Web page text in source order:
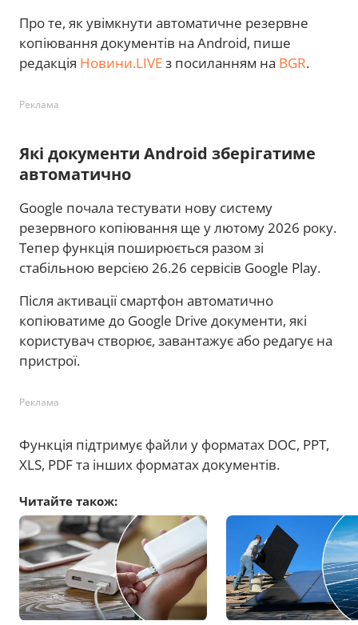
Про те, як увімкнути автоматичне резервне
копіювання документів на Android, пише
редакція Новини.LIVEз посиланням на BGR.
Реклама
Які документи Android зберігатиме
автоматично
Google почала тестувати нову систему
резервного копіювання ще у лютому 2026 року.
Тепер функція поширюється разом зі
стабільною версією 26.26 сервісів Google Play.
Після активації смартфон автоматично
копіюватиме до Google Drive документи, які
користувач створює, завантажує або редагує на
пристрої.
Реклама
Функція підтримує файли у форматах DOC, PPT,
XLS, PDF та інших форматах документів.
Читайте також: